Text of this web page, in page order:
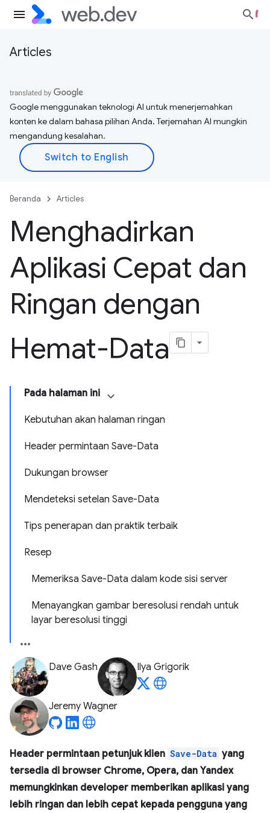
Articles
Google menggunakan teknologi AI untuk menerjemahkan
konten ke dalam bahasa pilihan Anda. Terjemahan AI mungkin
mengandung kesalahan.
Beranda Articles
Menghadirkan
Aplikasi Cepat dan
Ringan dengan
Hemat-Data
Pada halaman ini
Kebutuhan akan halaman ringan
Header permintaan Save-Data
Dukungan browser
Mendeteksi setelan Save-Data
Tips penerapan dan praktik terbaik
Resep
Memeriksa Save-Data dalam kode sisi server
Menayangkan gambar beresolusi rendah untuk
layar beresolusi tinggi
Dave Gash Ilya Grigorik
Jeremy Wagner
Header permintaan petunjuk klien Save-Data yang
tersedia di browser Chrome, Opera, dan Yandex
memungkinkan developer memberikan aplikasi yang
lebih ringan dan lebih cepat kepada pengguna yang